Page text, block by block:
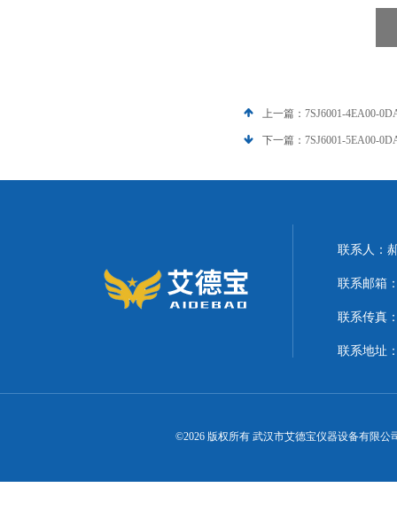
上一篇： 7SJ6001-4EA00-
下一篇： 7SJ6001-5EA00-
联系人：
联系邮箱
联系传真
联系地址
©2026 版权所有 武汉市艾德宝仪器设备有限公